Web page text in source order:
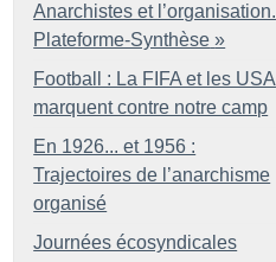
Anarchistes et l’organisation.
Plateforme-Synthèse »
Football : La FIFA et les USA
marquent contre notre camp
En 1926... et 1956 :
Trajectoires de l’anarchisme
organisé
Journées écosyndicales